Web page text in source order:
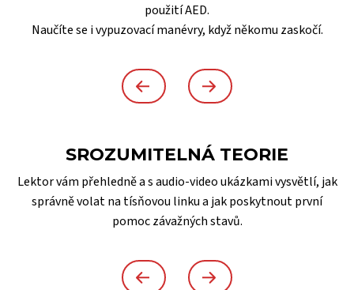
použití AED.
Naučíte se i vypuzovací manévry, když někomu zaskočí.
SROZUMITELNÁ TEORIE
Lektor vám přehledně a s audio-video ukázkami vysvětlí, jak
správně volat na tísňovou linku a jak poskytnout první
pomoc závažných stavů.